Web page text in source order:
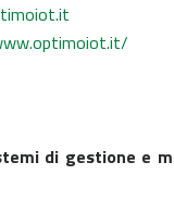
di gestione e